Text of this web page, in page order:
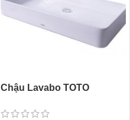
Chậu Lavabo TOTO